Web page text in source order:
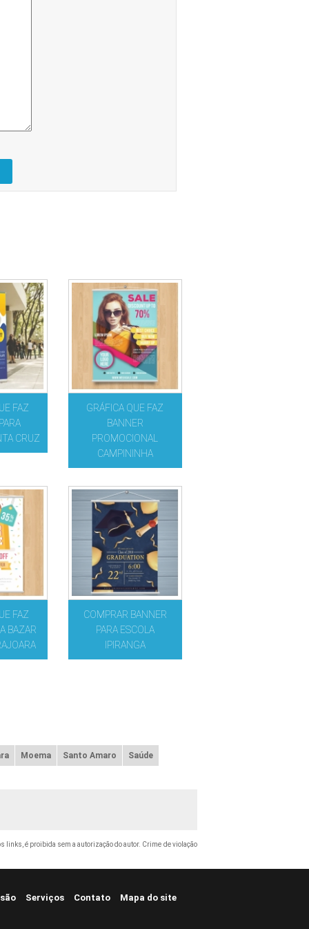
FAZ
CRUZ
GRÁFICA QUE FAZ
BANNER
PROMOCIONAL
CAMPININHA
FAZ
BAZAR
COMPRAR BANNER
PARA ESCOLA
IPIRANGA
Moema Santo Amaro Saúde
links, é proibida sem a autorização do autor. Crime de violação
Serviços Contato Mapa do site